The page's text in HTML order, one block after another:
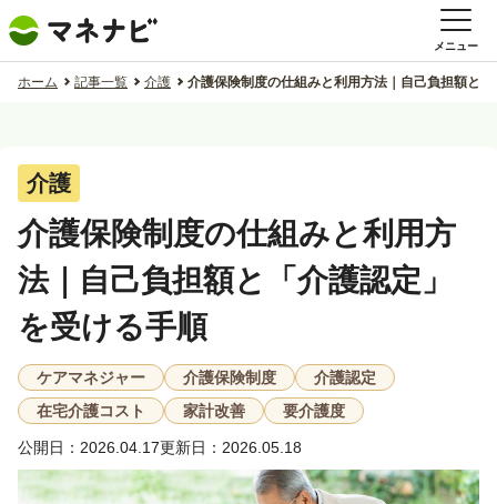
メニュー
ホーム 記事一覧 介護 介護保険制度の仕組みと利用方法｜自己負担額と
介護
介護保険制度の仕組みと利用方
法｜自己負担額と「介護認定」
を受ける手順
ケアマネジャー 介護保険制度
介護認定
在宅介護コスト
家計改善 要介護度
公開日：2026.04.17更新日：2026.05.18